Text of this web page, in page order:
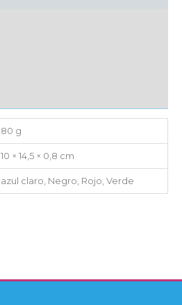
80 g
10 × 14,5 × 0,8 cm
azul claro, Negro, Rojo, Verde